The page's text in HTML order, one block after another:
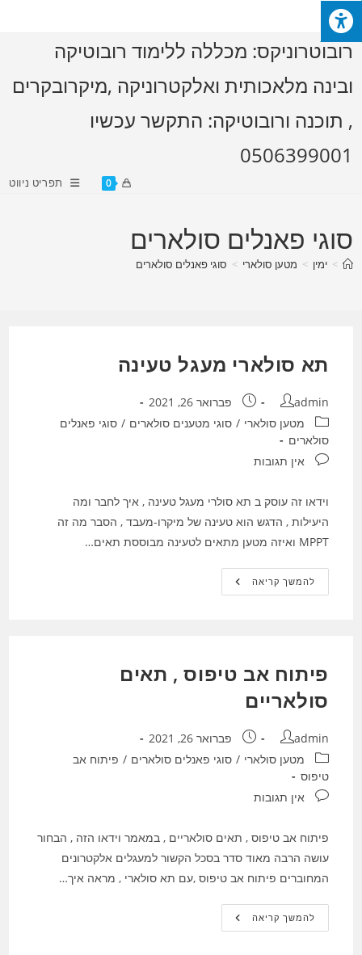
Skip
to
content
רובוטרוניקס: מכללה ללימוד רובוטיקה
ובינה מלאכותית ואלקטרוניקה ,מיקרובקרים
, תוכנה ורובוטיקה: התקשר עכשיו
0506399001
0 תפריט ניווט
סוגי פאנלים סולארים
> ימין > מטען סולארי > סוגי פאנלים סולארים
תא סולארי מעגל טעינה
מחבר:
admin פורסם:פברואר 26, 2021
קטגוריה:מטען סולארי / סוגי מטענים סולארים / סוגי פאנלים
סולארים
תגובות:אין תגובות
וידאו זה עוסק ב תא סולרי מעגל טעינה , איך לחבר ומה
היעילות , הדגש הוא טעינה של מיקרו-מעבד , הסבר מה זה
MPPT ואיזה מטען מתאים לטעינה מבוססת תאים…
להמשך קריאהתא
סולארי
פיתוח אב טיפוס , תאים
סולאריים
מחבר:
admin פורסם:פברואר 26, 2021
קטגוריה:מטען סולארי / סוגי פאנלים סולארים / פיתוח אב
טיפוס
תגובות:אין תגובות
פיתוח אב טיפוס , תאים סולאריים , במאמר וידאו הזה , הבחור
עושה הרבה מאוד סדר בסכל הקשור למעגלים אלקטרונים
המחוברים פיתוח אב טיפוס ,עם תא סולארי , מראה איך…
להמשך קריאהפיתוח
אב